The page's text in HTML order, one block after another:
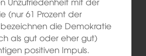
(nur 61 Prozent der
die Demokratie
als gut oder eher gut)
positiven Impuls.